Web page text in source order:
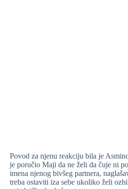
Povod za njenu reakciju bila je
je poručio Maji da ne želi da čuje ni
imena njenog bivšeg partnera,
treba ostaviti iza sebe ukoliko želi